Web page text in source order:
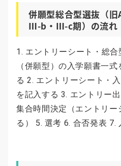
併願型総合型選抜（
Ⅲ-b・Ⅲ-c期）の流れ
1. エントリーシート・総
（併願型）の入学願書一
る 2. エントリーシート・
を記入する 3. エントリー
集合時間決定（エントリ
る） 5. 選考 6. 合否発表 7.